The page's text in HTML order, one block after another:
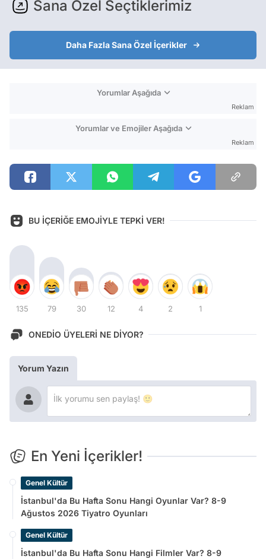
Sana Özel Seçtiklerimiz
Daha Fazla Sana Özel İçerikler
Yorumlar Aşağıda
Reklam
Yorumlar ve Emojiler Aşağıda
Reklam
BU İÇERİĞE EMOJİYLE TEPKİ VER!
135 79 30 12 4 2 1
ONEDİO ÜYELERİ NE DİYOR?
Yorum Yazın
En Yeni İçerikler!
Genel Kültür
İstanbul'da Bu Hafta Sonu Hangi Oyunlar Var? 8-9
Ağustos 2026 Tiyatro Oyunları
Genel Kültür
İstanbul'da Bu Hafta Sonu Hangi Filmler Var? 8-9